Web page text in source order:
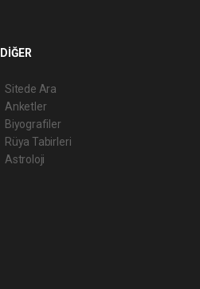
DİĞER
Sitede Ara
Anketler
Biyografiler
Rüya Tabirleri
Astroloji